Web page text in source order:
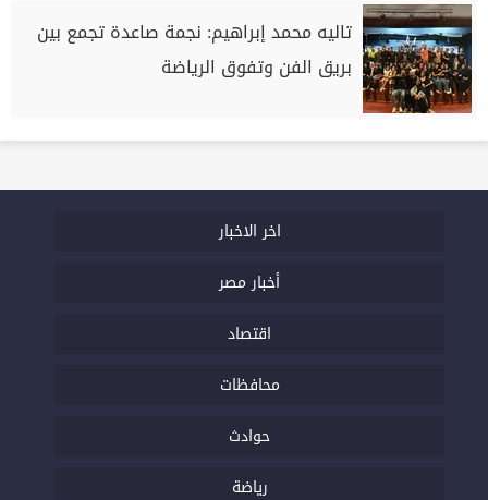
تاليه محمد إبراهيم: نجمة صاعدة تجمع بين
بريق الفن وتفوق الرياضة
اخر الاخبار
أخبار مصر
اقتصاد
محافظات
حوادث
رياضة